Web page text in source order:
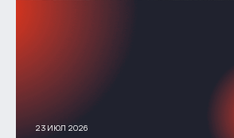
23 ИЮЛ 2026